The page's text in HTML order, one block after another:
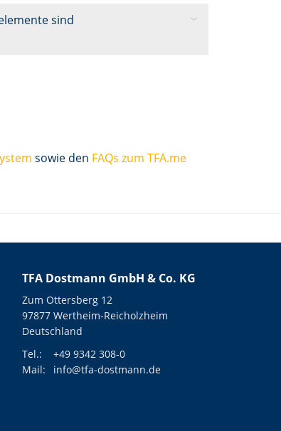
sind
sowie den FAQs zum TFA.me
TFA Dostmann GmbH & Co. KG
Zum Ottersberg 12
97877 Wertheim-Reicholzheim
Deutschland
Tel.:
+49 9342 308-0
Mail:
info@tfa-dostmann.de